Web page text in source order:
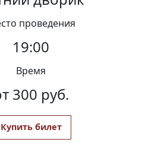
проведения
19:00
Время
300 руб.
Купить билет